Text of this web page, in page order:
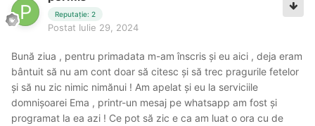
Reputație: 2
Postat Iulie 29, 2024
Bună ziua , pentru primadata m-am înscris și eu aici , deja eram
bântuit să nu am cont doar să citesc și să trec pragurile fetelor
și să nu zic nimic nimănui ! Am apelat și eu la serviciile
domnișoarei Ema , printr-un mesaj pe whatsapp am fost și
programat la ea azi ! Ce pot să zic e ca am luat o ora cu de